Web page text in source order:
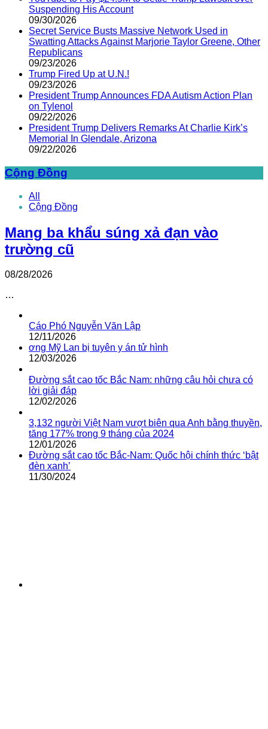
Suspending His Account
09/30/2026
Secret Service Busts Massive Network Used in
Swatting Attacks Against Marjorie Taylor Greene, Other
Republicans
09/23/2026
Trump Fired Up at U.N.!
09/23/2026
President Trump Announces FDA Autism Action Plan
on Tylenol
09/22/2026
President Trump Delivers Remarks At Charlie Kirk’s
Memorial In Glendale, Arizona
09/22/2026
Cộng Đồng
All
Cộng Đồng
Mang ba khẩu súng xả đạn vào
trường cũ
08/28/2026
…
Cáo Phó Nguyễn Văn Lập
12/11/2026
ơng Mỹ Lan bị tuyên y án tử hình
12/03/2026
Đường sắt cao tốc Bắc Nam: những câu hỏi chưa có
lời giải đáp
12/02/2026
3,132 người Việt Nam vượt biên qua Anh bằng thuyền,
tăng 177% trong 9 tháng của 2024
12/01/2026
Đường sắt cao tốc Bắc-Nam: Quốc hội chính thức ‘bật
đèn xanh’
11/30/2024